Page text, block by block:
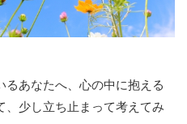
あなたへ、心の中に抱える
、少し立ち止まって考えてみ